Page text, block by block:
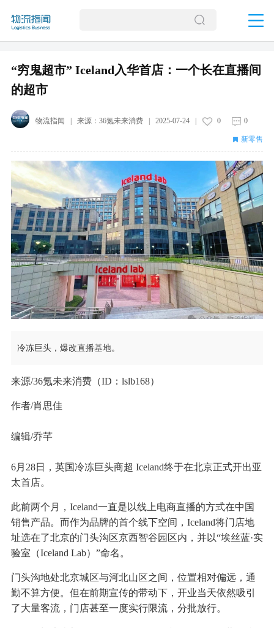
“穷鬼超市” Iceland入华首店：一个长在直播间
的超市
物流指闻 | 来源： 36氪未来消费| 2025-07-24| 0 0
新零售
冷冻巨头，爆改直播基地。
来源/36氪未来消费（ID：lslb168）
作者/肖思佳
编辑/乔芊
6月28日，英国冷冻巨头商超 Iceland终于在北京正式开出亚
太首店。
此前两个月，Iceland一直是以线上电商直播的方式在中国
销售产品。而作为品牌的首个线下空间，Iceland将门店地
址选在了北京的门头沟区京西智谷园区内，并以“埃丝蓝·实
验室（Iceland Lab）”命名。
门头沟地处北京城区与河北山区之间，位置相对偏远，通
勤不算方便。但在前期宣传的带动下，开业当天依然吸引
了大量客流，门店甚至一度实行限流，分批放行。